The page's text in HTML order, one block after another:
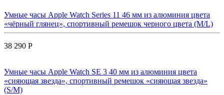
Умные часы Apple Watch Series 11 46 мм из алюминия цвета
«чёрный глянец», спортивный ремешок черного цвета (M/L)
38 290 Р
Умные часы Apple Watch SE 3 40 мм из алюминия цвета
«сияющая звезда», спортивный ремешок «сияющая звезда»
(S/M)